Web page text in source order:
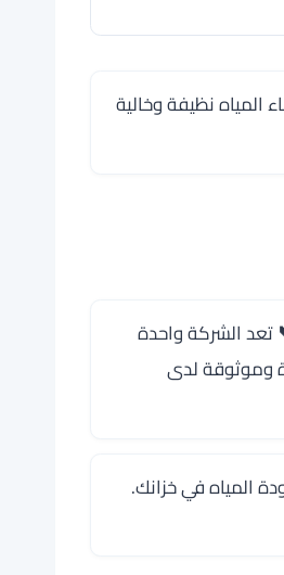
نظيفة وخالية
تعد الشركة واحدة
وموثوقة لدى
المياه في خزانك.